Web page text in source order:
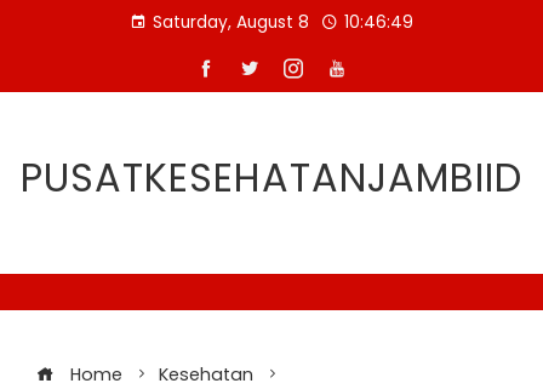
Saturday, August 8 10:46:50
PUSATKESEHATANJAMBIID
Home
Kesehatan